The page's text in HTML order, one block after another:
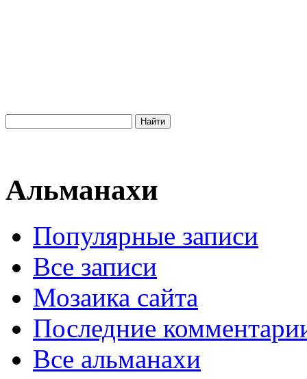
Альманахи
Популярные записи
Все записи
Мозаика сайта
Последние
Все альманахи